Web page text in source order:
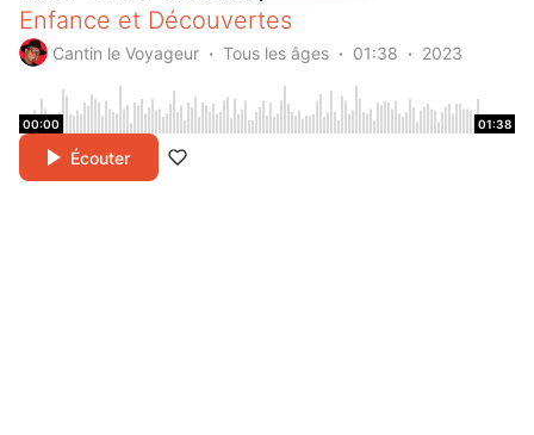
Enfance et Découvertes
Cantin le Voyageur Tous les âges 01:38 2023
00:00 01:38
Écouter